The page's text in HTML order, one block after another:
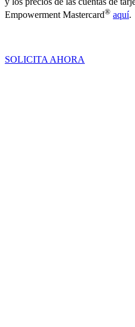
Empowerment Mastercard® aquí.
SOLICITA AHORA